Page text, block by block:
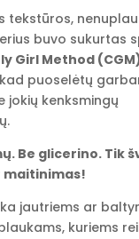
tekstūros,
buvo sukurtas
Girl Method
puoselėtų
jokių kenksmingų
Be glicerino. Tik
maitinimas!
jautriems ar
kuriems